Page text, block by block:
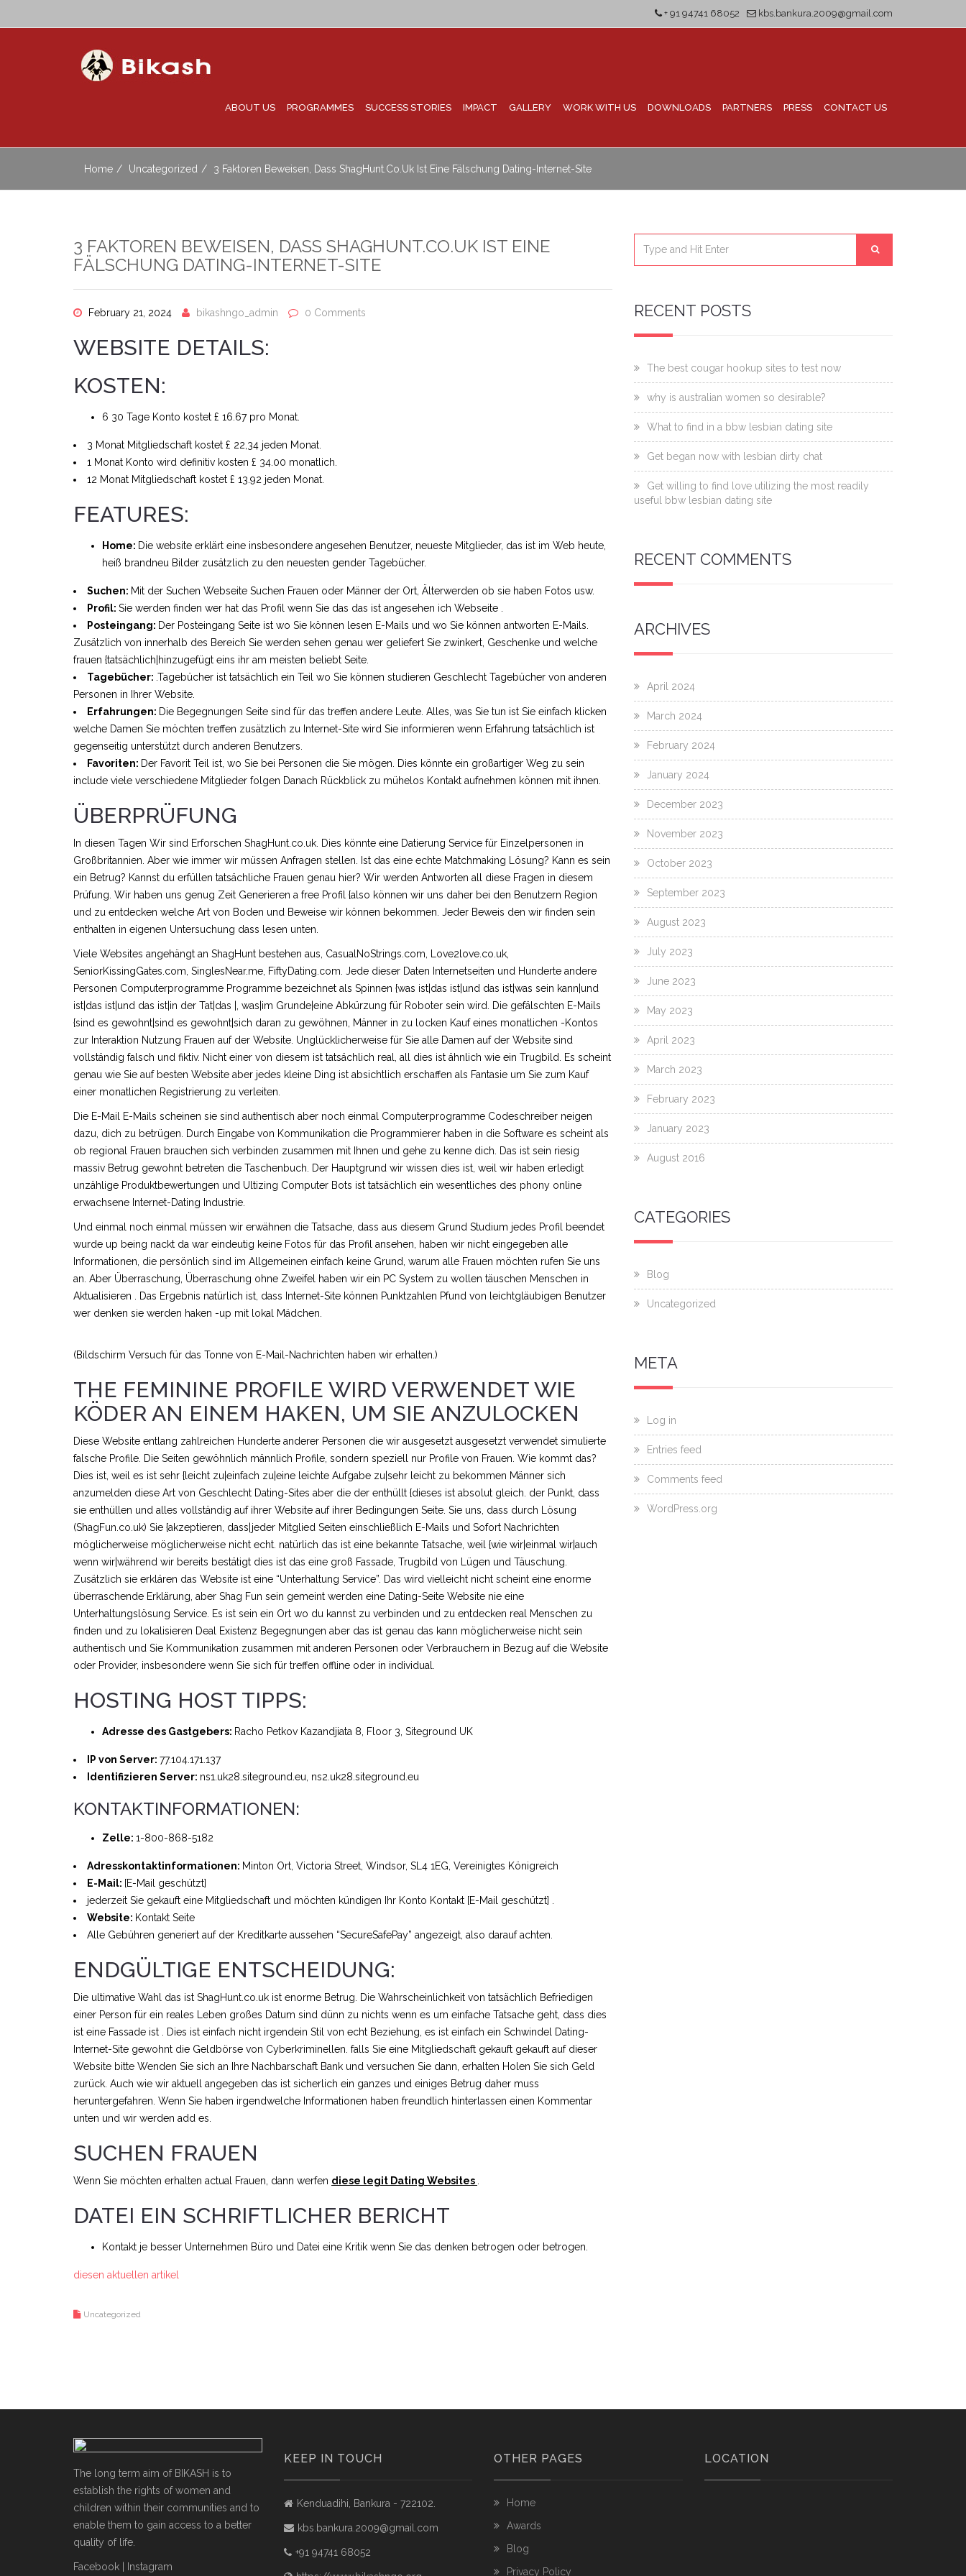
kbs.bankura.2009@gmail.com
+ 91 94741 68052
ABOUT US PROGRAMMES SUCCESS STORIES IMPACT GALLERY WORK WITH US DOWNLOADS PARTNERS PRESS CONTACT US
Home Uncategorized 3 Faktoren Beweisen, Dass ShagHunt.co.uk Ist Eine Fälschung Dating-Internet-Site
3 FAKTOREN BEWEISEN, DASS SHAGHUNT.CO.UK IST EINE
FÄLSCHUNG DATING-INTERNET-SITE
February 21, 2024 bikashngo_admin 0 Comments
WEBSITE DETAILS:
KOSTEN:
6 30 Tage Konto kostet £ 16.67 pro Monat.
3 Monat Mitgliedschaft kostet £ 22,34 jeden Monat.
1 Monat Konto wird definitiv kosten £ 34.00 monatlich.
12 Monat Mitgliedschaft kostet £ 13.92 jeden Monat.
FEATURES:
Home: Die website erklärt eine insbesondere angesehen Benutzer, neueste Mitglieder, das ist im Web heute,
heiß brandneu Bilder zusätzlich zu den neuesten gender Tagebücher.
Suchen: Mit der Suchen Webseite Suchen Frauen oder Männer der Ort, Älterwerden ob sie haben Fotos usw.
Profil: Sie werden finden wer hat das Profil wenn Sie das das ist angesehen ich Webseite .
Posteingang: Der Posteingang Seite ist wo Sie können lesen E-Mails und wo Sie können antworten E-Mails.
Zusätzlich von innerhalb des Bereich Sie werden sehen genau wer geliefert Sie zwinkert, Geschenke und welche
frauen {tatsächlich|hinzugefügt eins ihr am meisten beliebt Seite.
Tagebücher: .Tagebücher ist tatsächlich ein Teil wo Sie können studieren Geschlecht Tagebücher von anderen
Personen in Ihrer Website.
Erfahrungen: Die Begegnungen Seite sind für das treffen andere Leute. Alles, was Sie tun ist Sie einfach klicken
welche Damen Sie möchten treffen zusätzlich zu Internet-Site wird Sie informieren wenn Erfahrung tatsächlich ist
gegenseitig unterstützt durch anderen Benutzers.
Favoriten: Der Favorit Teil ist, wo Sie bei Personen die Sie mögen. Dies könnte ein großartiger Weg zu sein
include viele verschiedene Mitglieder folgen Danach Rückblick zu mühelos Kontakt aufnehmen können mit ihnen.
ÜBERPRÜFUNG
In diesen Tagen Wir sind Erforschen ShagHunt.co.uk. Dies könnte eine Datierung Service für Einzelpersonen in
Großbritannien. Aber wie immer wir müssen Anfragen stellen. Ist das eine echte Matchmaking Lösung? Kann es sein
ein Betrug? Kannst du erfüllen tatsächliche Frauen genau hier? Wir werden Antworten all diese Fragen in diesem
Prüfung. Wir haben uns genug Zeit Generieren a free Profil {also können wir uns daher bei den Benutzern Region
und zu entdecken welche Art von Boden und Beweise wir können bekommen. Jeder Beweis den wir finden sein
enthalten in eigenen Untersuchung dass lesen unten.
Viele Websites angehängt an ShagHunt bestehen aus, CasualNoStrings.com, Love2love.co.uk,
SeniorKissingGates.com, SinglesNear.me, FiftyDating.com. Jede dieser Daten Internetseiten und Hunderte andere
Personen Computerprogramme Programme bezeichnet als Spinnen {was ist|das ist|und das ist|was sein kann|und
ist|das ist|und das ist|in der Tat|das |, was|im Grunde|eine Abkürzung für Roboter sein wird. Die gefälschten E-Mails
{sind es gewohnt|sind es gewohnt|sich daran zu gewöhnen, Männer in zu locken Kauf eines monatlichen -Kontos
zur Interaktion Nutzung Frauen auf der Website. Unglücklicherweise für Sie alle Damen auf der Website sind
vollständig falsch und fiktiv. Nicht einer von diesem ist tatsächlich real, all dies ist ähnlich wie ein Trugbild. Es scheint
genau wie Sie auf besten Website aber jedes kleine Ding ist absichtlich erschaffen als Fantasie um Sie zum Kauf
einer monatlichen Registrierung zu verleiten.
Die E-Mail E-Mails scheinen sie sind authentisch aber noch einmal Computerprogramme Codeschreiber neigen
dazu, dich zu betrügen. Durch Eingabe von Kommunikation die Programmierer haben in die Software es scheint als
ob regional Frauen brauchen sich verbinden zusammen mit Ihnen und gehe zu kenne dich. Das ist sein riesig
massiv Betrug gewohnt betreten die Taschenbuch. Der Hauptgrund wir wissen dies ist, weil wir haben erledigt
unzählige Produktbewertungen und Ultizing Computer Bots ist tatsächlich ein wesentliches des phony online
erwachsene Internet-Dating Industrie.
Und einmal noch einmal müssen wir erwähnen die Tatsache, dass aus diesem Grund Studium jedes Profil beendet
wurde up being nackt da war eindeutig keine Fotos für das Profil ansehen, haben wir nicht eingegeben alle
Informationen, die persönlich sind im Allgemeinen einfach keine Grund, warum alle Frauen möchten rufen Sie uns
an. Aber Überraschung, Überraschung ohne Zweifel haben wir ein PC System zu wollen täuschen Menschen in
Aktualisieren . Das Ergebnis natürlich ist, dass Internet-Site können Punktzahlen Pfund von leichtgläubigen Benutzer
wer denken sie werden haken -up mit lokal Mädchen.
(Bildschirm Versuch für das Tonne von E-Mail-Nachrichten haben wir erhalten.)
THE FEMININE PROFILE WIRD VERWENDET WIE
KÖDER AN EINEM HAKEN, UM SIE ANZULOCKEN
Diese Website entlang zahlreichen Hunderte anderer Personen die wir ausgesetzt ausgesetzt verwendet simulierte
falsche Profile. Die Seiten gewöhnlich männlich Profile, sondern speziell nur Profile von Frauen. Wie kommt das?
Dies ist, weil es ist sehr {leicht zu|einfach zu|eine leichte Aufgabe zu|sehr leicht zu bekommen Männer sich
anzumelden diese Art von Geschlecht Dating-Sites aber die der enthüllt {dieses ist absolut gleich. der Punkt, dass
sie enthüllen und alles vollständig auf ihrer Website auf ihrer Bedingungen Seite. Sie uns, dass durch Lösung
(ShagFun.co.uk) Sie {akzeptieren, dass|jeder Mitglied Seiten einschließlich E-Mails und Sofort Nachrichten
möglicherweise möglicherweise nicht echt. natürlich das ist eine bekannte Tatsache, weil {wie wir|einmal wir|auch
wenn wir|während wir bereits bestätigt dies ist das eine groß Fassade, Trugbild von Lügen und Täuschung.
Zusätzlich sie erklären das Website ist eine “Unterhaltung Service”. Das wird vielleicht nicht scheint eine enorme
überraschende Erklärung, aber Shag Fun sein gemeint werden eine Dating-Seite Website nie eine
Unterhaltungslösung Service. Es ist sein ein Ort wo du kannst zu verbinden und zu entdecken real Menschen zu
finden und zu lokalisieren Deal Existenz Begegnungen aber das ist genau das kann möglicherweise nicht sein
authentisch und Sie Kommunikation zusammen mit anderen Personen oder Verbrauchern in Bezug auf die Website
oder Provider, insbesondere wenn Sie sich für treffen offline oder in individual.
HOSTING HOST TIPPS:
Adresse des Gastgebers: Racho Petkov Kazandjiata 8, Floor 3, Siteground UK
IP von Server: 77.104.171.137
Identifizieren Server: ns1.uk28.siteground.eu, ns2.uk28.siteground.eu
KONTAKTINFORMATIONEN:
Zelle: 1-800-868-5182
Adresskontaktinformationen: Minton Ort, Victoria Street, Windsor, SL4 1EG, Vereinigtes Königreich
E-Mail: [E-Mail geschützt]
jederzeit Sie gekauft eine Mitgliedschaft und möchten kündigen Ihr Konto Kontakt [E-Mail geschützt]
Website: Kontakt Seite
Alle Gebühren generiert auf der Kreditkarte aussehen “SecureSafePay” angezeigt, also darauf achten.
ENDGÜLTIGE ENTSCHEIDUNG:
Die ultimative Wahl das ist ShagHunt.co.uk ist enorme Betrug. Die Wahrscheinlichkeit von tatsächlich Befriedigen
einer Person für ein reales Leben großes Datum sind dünn zu nichts wenn es um einfache Tatsache geht, dass dies
ist eine Fassade ist . Dies ist einfach nicht irgendein Stil von echt Beziehung, es ist einfach ein Schwindel Dating-
Internet-Site gewohnt die Geldbörse von Cyberkriminellen. falls Sie eine Mitgliedschaft gekauft gekauft auf dieser
Website bitte Wenden Sie sich an Ihre Nachbarschaft Bank und versuchen Sie dann, erhalten Holen Sie sich Geld
zurück. Auch wie wir aktuell angegeben das ist sicherlich ein ganzes und einiges Betrug daher muss
heruntergefahren. Wenn Sie haben irgendwelche Informationen haben freundlich hinterlassen einen Kommentar
unten und wir werden add es.
SUCHEN FRAUEN
Wenn Sie möchten erhalten actual Frauen, dann werfen diese legit Dating Websites
DATEI EIN SCHRIFTLICHER BERICHT
Kontakt je besser Unternehmen Büro und Datei eine Kritik wenn Sie das denken betrogen oder betrogen.
diesen aktuellen artikel
Uncategorized
RECENT POSTS
The best cougar hookup sites to test now
why is australian women so desirable?
What to find in a bbw lesbian dating site
Get began now with lesbian dirty chat
Get willing to find love utilizing the most readily
useful bbw lesbian dating site
RECENT COMMENTS
ARCHIVES
April 2024
March 2024
February 2024
January 2024
December 2023
November 2023
October 2023
September 2023
August 2023
July 2023
June 2023
May 2023
April 2023
March 2023
February 2023
January 2023
August 2016
CATEGORIES
Blog
Uncategorized
META
Log in
Entries feed
Comments feed
WordPress.org
The long term aim of BIKASH is to
establish the rights of women and
children within their communities and to
enable them to gain access to a better
quality of life.
Facebook Instagram
KEEP IN TOUCH
Kenduadihi, Bankura - 722102.
kbs.bankura.2009@gmail.com
+91 94741 68052
OTHER PAGES
Home
Awards
Blog
Privacy Policy
LOCATION